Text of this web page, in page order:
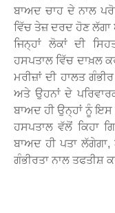
ਬਾਅਦ ਚਾਹ ਦੇ ਨਾਲ
ਵਿੱਚ ਤੇਜ਼ ਦਰਦ ਹੋਣ
ਜਿਨ੍ਹਾਂ ਲੋਕਾਂ ਦੀ
ਹਸਪਤਾਲ ਵਿੱਚ ਦਾਖ਼ਲ
ਮਰੀਜ਼ਾਂ ਦੀ ਹਾਲਤ
ਅਤੇ ਉਹਨਾਂ ਦੇ
ਬਾਅਦ ਹੀ ਉਨ੍ਹਾਂ ਨੂੰ ਇਸ
ਹਸਪਤਾਲ ਵੱਲੋਂ ਕਿਹਾ
ਬਾਅਦ ਹੀ ਪਤਾ
ਗੰਭੀਰਤਾ ਨਾਲ ਤਫਤੀਸ਼